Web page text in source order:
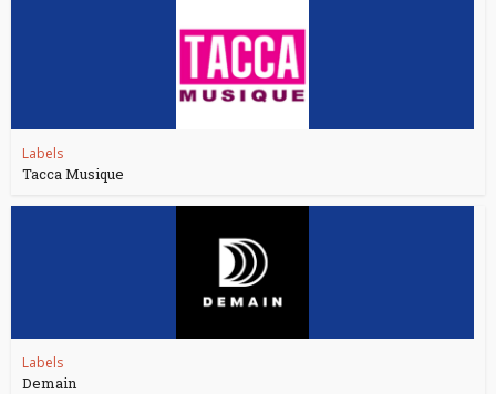
Labels
Tacca Musique
Labels
Demain